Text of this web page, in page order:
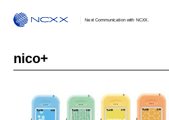
Next Communication with NCXX.
nico+